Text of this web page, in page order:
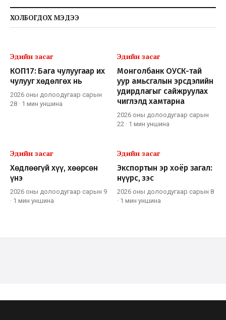
ХОЛБОГДОХ МЭДЭЭ
Эдийн засаг
КОП17: Бага чулуугаар их
чулууг хөдөлгөх нь
2026 оны долоодугаар сарын
28 · 1 мин уншина
Эдийн засаг
Монголбанк ОУСК-тай
уур амьсгалын эрсдэлийн
удирдлагыг сайжруулах
чиглэлд хамтарна
2026 оны долоодугаар сарын
22 · 1 мин уншина
Эдийн засаг
Хөдлөөгүй хүү, хөөрсөн
үнэ
2026 оны долоодугаар сарын 9
· 1 мин уншина
Эдийн засаг
Экспортын эр хоёр загал:
нүүрс, зэс
2026 оны долоодугаар сарын 8
· 1 мин уншина